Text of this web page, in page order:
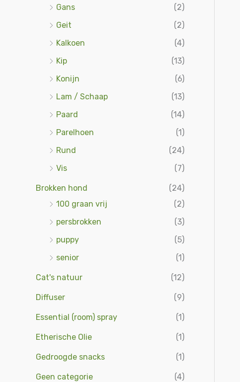
Gans
(2)
Geit
(2)
Kalkoen
(4)
Kip
(13)
Konijn
(6)
Lam / Schaap
(13)
Paard
(14)
Parelhoen
(1)
Rund
(24)
Vis
(7)
Brokken hond
(24)
100 graan vrij
(2)
persbrokken
(3)
puppy
(5)
senior
(1)
Cat's natuur (12)
Diffuser (9)
Essential (room) spray (1)
Etherische Olie (1)
Gedroogde snacks (1)
Geen categorie (4)